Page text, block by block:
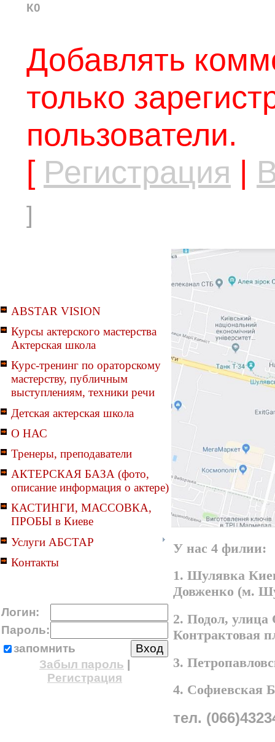
К0
Добавлять
только
пользователи.
[ Регистрация |
]
ABSTAR VISION
Курсы актерского мастерства
Актерская школа
Курс-тренинг по ораторскому
мастерству, публичным
выступлениям, техники речи
Детская актерская школа
О НАС
Тренеры, преподаватели
АКТЕРСКАЯ БАЗА (фото,
описание информация о актере)
КАСТИНГИ, МАССОВКА,
ПРОБЫ в Киеве
Услуги АБСТАР
Контакты
Логин:
Пароль:
запомнить
Забыл пароль
Регистрация
У нас 4 филии:
1. Шулявка
Довженко (м.
2. Подол,
Контрактовая
3.
4. Софиевская
тел.